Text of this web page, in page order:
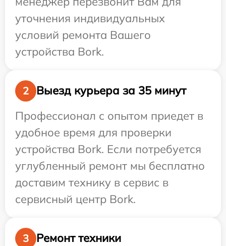
уточнения индивидуальных
условий ремонта Вашего
устройства Bork.
2
Выезд курьера за 35 минут
Профессионал с опытом приедет в
удобное время для проверки
устройства Bork. Если потребуется
углубленный ремонт мы бесплатно
доставим технику в сервис в
сервисный центр Bork.
3
Ремонт техники